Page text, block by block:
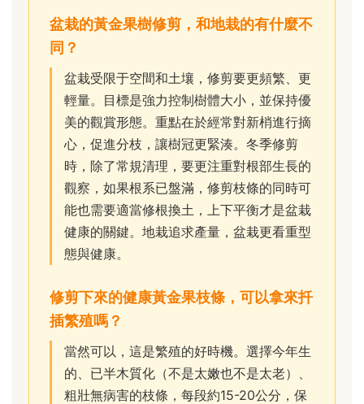
盆栽的黃金果樹修剪，和地栽的有什麼不
同？
盆栽受限于空間和土壤，修剪要更頻繁、更
輕量。目標是強力控制樹體大小，並保持優
美的觀賞形態。重點在於經常對新梢進行摘
心，促進分枝，讓樹冠更緊湊。冬季修剪
時，除了常規清理，要更注重對根部生長的
觀察，如果根系已盤滿，修剪枝條的同時可
能也需要適當修根換土，上下平衡才是盆栽
健康的關鍵。地栽追求產量，盆栽更看重型
態與健康。
修剪下來的健康黃金果枝條，可以拿來扦
插繁殖嗎？
當然可以，這是繁殖的好時機。選擇今年生
的、已半木質化（不是太嫩也不是太老）、
粗壯無病害的枝條，每段約15-20公分，保